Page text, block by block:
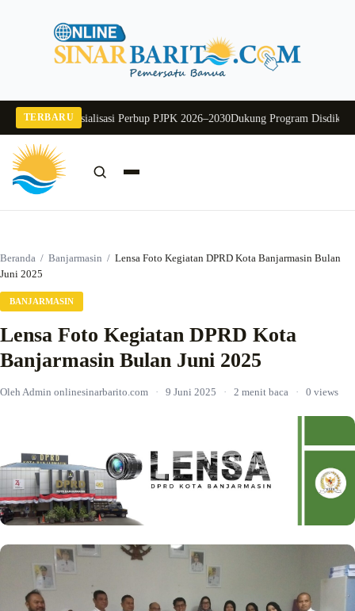
TERBARU
Sosialisasi Perbup PJPK 2026–2030Dukung Program Disdikbud Kalsel,
Beranda / Banjarmasin / Lensa Foto Kegiatan DPRD Kota Banjarmasin Bulan
Juni 2025
BANJARMASIN
Lensa Foto Kegiatan DPRD Kota
Banjarmasin Bulan Juni 2025
Oleh Admin onlinesinarbarito.com · 9 Juni 2025 · 2 menit baca · 0 views